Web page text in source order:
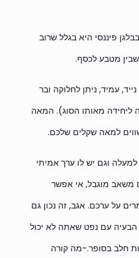
פיננסי היא בגלל שרוב
מטבע לכסף.
עמיד, ניתן לחלוקה ובר
ליחידה מאותו הסוג). המאה
למאה שקלים שלכם.
וגם יש לו ערך אמיתי
משאב מוגבל, אי אפשר
על ערכם. אגב, זה נכון גם
עם נפט שאתה לא יכול
חלב בסופר.-מה קורה